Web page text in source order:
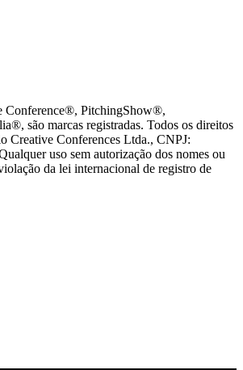
Conference®, PitchingShow®,
são marcas registradas. Todos os direitos
Creative Conferences Ltda., CNPJ:
uso sem autorização dos nomes ou
da lei internacional de registro de